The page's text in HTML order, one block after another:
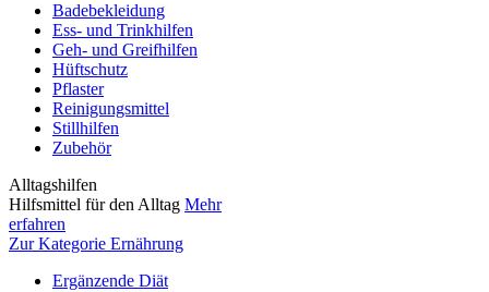
Badebekleidung
Ess- und Trinkhilfen
Geh- und Greifhilfen
Hüftschutz
Pflaster
Reinigungsmittel
Stillhilfen
Zubehör
Alltagshilfen
Hilfsmittel für den Alltag Mehr
erfahren
Zur Kategorie Ernährung
Ergänzende Diät